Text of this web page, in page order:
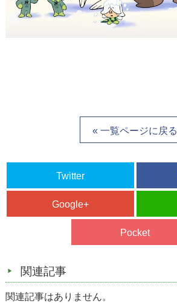
« 一覧ページに戻る
Twitter
Google+
Pocket
関連記事
関連記事はありません。